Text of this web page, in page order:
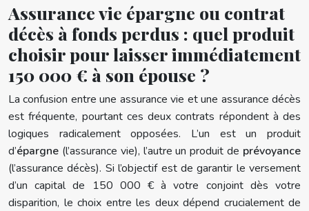
Assurance vie épargne ou contrat
décès à fonds perdus : quel produit
choisir pour laisser immédiatement
150 000 € à son épouse ?
La confusion entre une assurance vie et une assurance décès
est fréquente, pourtant ces deux contrats répondent à des
logiques radicalement opposées. L’un est un produit
d’épargne (l’assurance vie), l’autre un produit de prévoyance
(l’assurance décès). Si l’objectif est de garantir le versement
d’un capital de 150 000 € à votre conjoint dès votre
disparition, le choix entre les deux dépend crucialement de